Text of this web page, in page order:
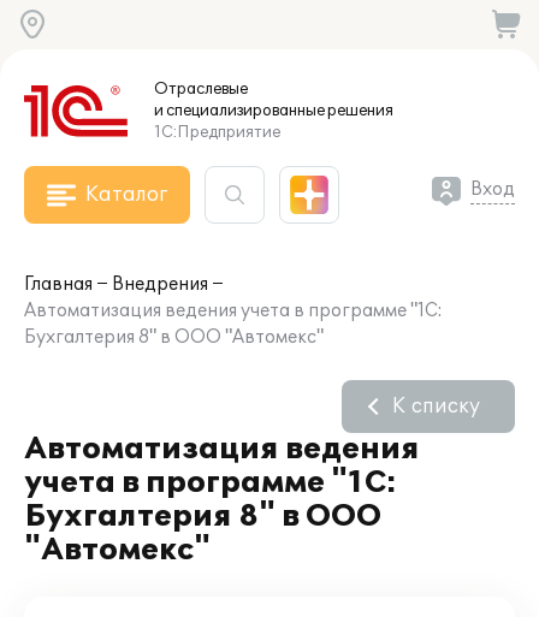
Отраслевые
и специализированныерешения
1С:Предприятие
Каталог Вход
Главная
Внедрения
Автоматизация ведения учета в программе "1С:
Бухгалтерия 8" в ООО "Автомекс"
Автоматизация ведения
учета в программе "1С:
Бухгалтерия 8" в ООО
"Автомекс"
К списку